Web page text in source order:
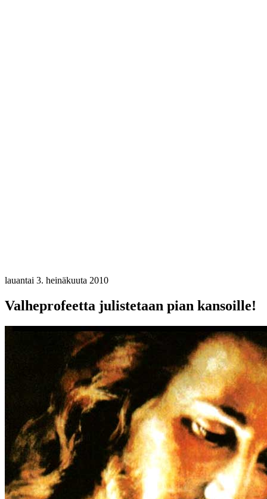
lauantai 3. heinäkuuta 2010
Valheprofeetta julistetaan pian kansoille!